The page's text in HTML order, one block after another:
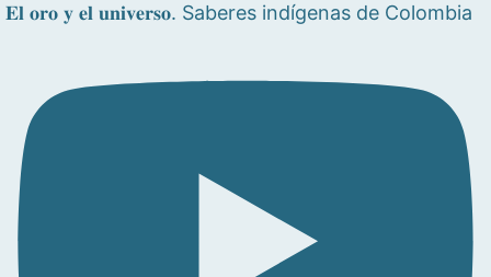
𝐄𝐥 𝐨𝐫𝐨 𝐲 𝐞𝐥 𝐮𝐧𝐢𝐯𝐞𝐫𝐬𝐨. Saberes indígenas de Colombia